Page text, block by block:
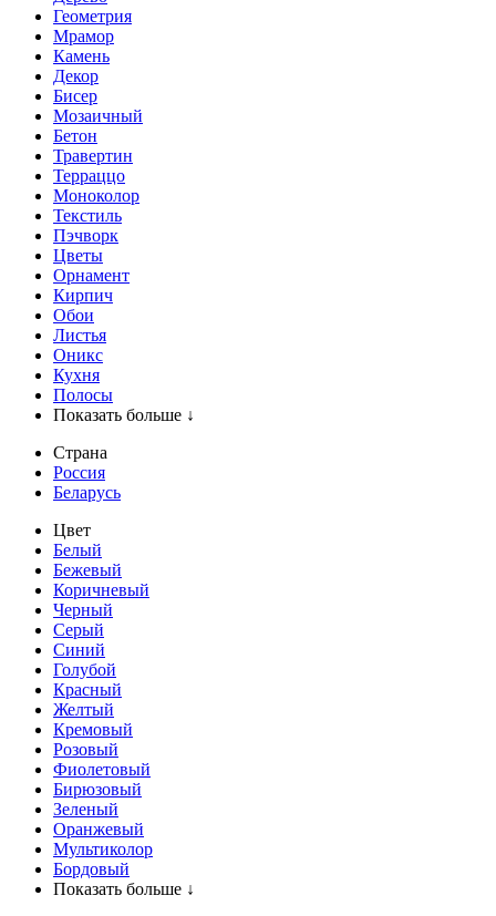
Геометрия
Мрамор
Камень
Декор
Бисер
Мозаичный
Бетон
Травертин
Терраццо
Моноколор
Текстиль
Пэчворк
Цветы
Орнамент
Кирпич
Обои
Листья
Оникс
Кухня
Полосы
Показать больше ↓
Страна
Россия
Беларусь
Цвет
Белый
Бежевый
Коричневый
Черный
Серый
Синий
Голубой
Красный
Желтый
Кремовый
Розовый
Фиолетовый
Бирюзовый
Зеленый
Оранжевый
Мультиколор
Бордовый
Показать больше ↓